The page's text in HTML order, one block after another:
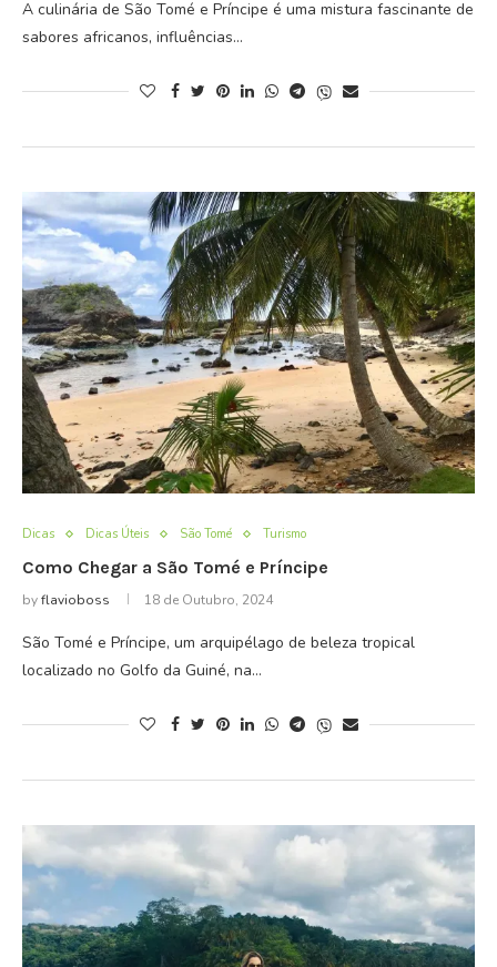
A culinária de São Tomé e Príncipe é uma mistura fascinante de
sabores africanos, influências…
Dicas Dicas Úteis São Tomé Turismo
Como Chegar a São Tomé e Príncipe
byflavioboss 18 de Outubro, 2024
São Tomé e Príncipe, um arquipélago de beleza tropical
localizado no Golfo da Guiné, na…